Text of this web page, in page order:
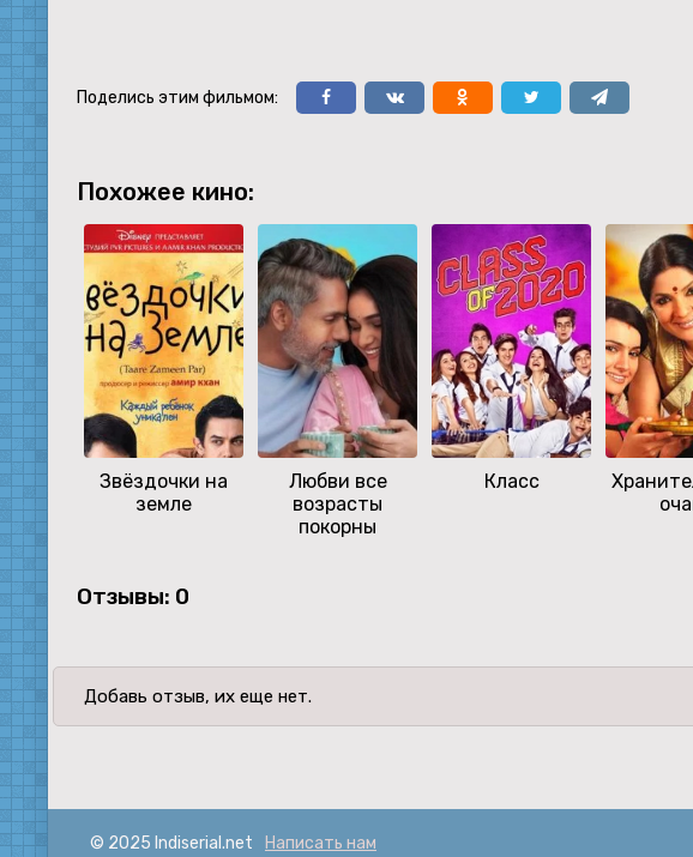
Поделись этим фильмом:
Похожее кино:
Звёздочки на
земле
Любви все
возрасты
покорны
Класс
Отзывы: 0
Добавь отзыв, их еще нет.
© 2025 Indiserial.net Написать нам